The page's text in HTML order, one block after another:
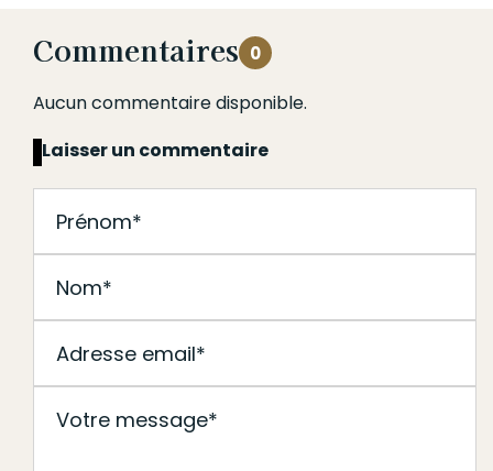
Commentaires 0
Aucun commentaire disponible.
Laisser un commentaire